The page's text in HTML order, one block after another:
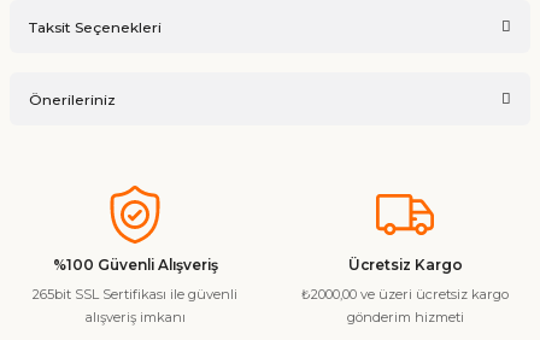
Taksit Seçenekleri
Önerileriniz
konularda yetersiz gördüğünüz noktaları öneri formunu
kullanarak tarafımıza iletebilirsiniz.
Görüş ve önerileriniz için teşekkür ederiz.
Ürün resmi kalitesiz, bozuk veya görüntülenemiyor.
%100 Güvenli Alışveriş
265bit SSL Sertifikası ile güvenli
alışveriş imkanı
Ücretsiz Kargo
₺2000,00 ve üzeri ücretsiz kargo
gönderim hizmeti